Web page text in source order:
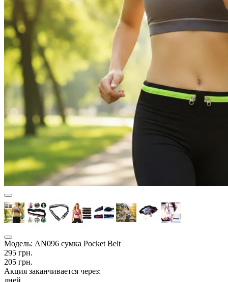
Модель: AN096 сумка Pocket Belt
295 грн.
205 грн.
Акция заканчивается через:
дней